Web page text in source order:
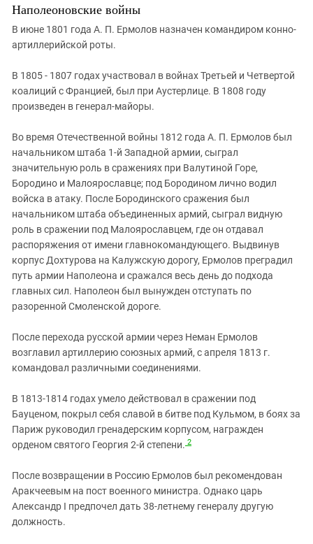
Наполеоновские войны
В июне 1801 года А. П. Ермолов назначен командиром конно-
артиллерийской роты.
В 1805 - 1807 годах участвовал в войнах Третьей и Четвертой
коалиций с Францией, был при Аустерлице. В 1808 году
произведен в генерал-майоры.
Во время Отечественной войны 1812 года А. П. Ермолов был
начальником штаба 1-й Западной армии, сыграл
значительную роль в сражениях при Валутиной Горе,
Бородино и Малоярославце; под Бородином лично водил
войска в атаку. После Бородинского сражения был
начальником штаба объединенных армий, сыграл видную
роль в сражении под Малоярославцем, где он отдавал
распоряжения от имени главнокомандующего. Выдвинув
корпус Дохтурова на Калужскую дорогу, Ермолов преградил
путь армии Наполеона и сражался весь день до подхода
главных сил. Наполеон был вынужден отступать по
разоренной Смоленской дороге.
После перехода русской армии через Неман Ермолов
возглавил артиллерию союзных армий, с апреля 1813 г.
командовал различными соединениями.
В 1813-1814 годах умело действовал в сражении под
Бауценом, покрыл себя славой в битве под Кульмом, в боях за
Париж руководил гренадерским корпусом, награжден
орденом святого Георгия 2-й степени. 2
После возвращении в Россию Ермолов был рекомендован
Аракчеевым на пост военного министра. Однако царь
Александр I предпочел дать 38-летнему генералу другую
должность.